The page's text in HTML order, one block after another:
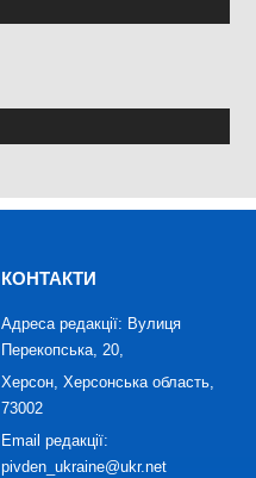
КОНТАКТИ
Адреса редакції: Вулиця
Перекопська, 20,
Херсон, Херсонська область,
73002
Email редакції:
pivden_ukraine@ukr.net